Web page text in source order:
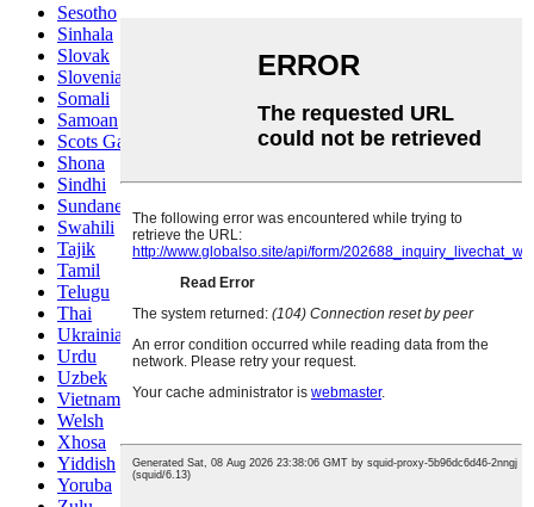
Sesotho
Sinhala
Slovak
Slovenian
Somali
Samoan
Scots Gaelic
Shona
Sindhi
Sundanese
Swahili
Tajik
Tamil
Telugu
Thai
Ukrainian
Urdu
Uzbek
Vietnamese
Welsh
Xhosa
Yiddish
Yoruba